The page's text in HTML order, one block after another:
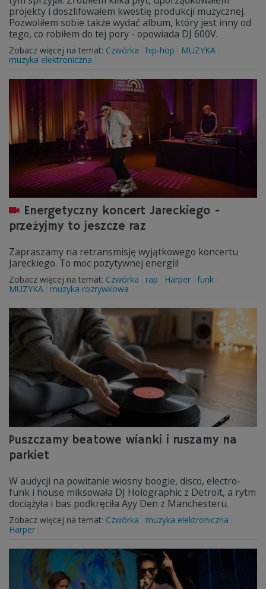
projekty i doszlifowałem kwestię produkcji muzycznej.
Pozwoliłem sobie także wydać album, który jest inny od
tego, co robiłem do tej pory - opowiada DJ 600V.
Zobacz więcej na temat: Czwórka hip-hop
MUZYKA
muzyka elektroniczna
Energetyczny koncert Jareckiego -
przeżyjmy to jeszcze raz
Zapraszamy na retransmisję wyjątkowego koncertu
Jareckiego. To moc pozytywnej energii!
Zobacz więcej na temat: Czwórka rap Harper funk
MUZYKA
muzyka rozrywkowa
Puszczamy beatowe wianki i ruszamy na
parkiet
W audycji na powitanie wiosny boogie, disco, electro-
funk i house miksowała DJ Holographic z Detroit, a rytm
dociążyła i bas podkręciła Ayy Den z Manchesteru.
Zobacz więcej na temat: Czwórka
muzyka elektroniczna
Harper